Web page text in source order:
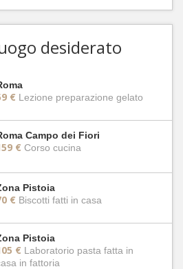
desiderato
€ Lezione preparazione gelato
Campo dei Fiori
€ Corso cucina
Pistoia
€ Biscotti fatti in casa
Pistoia
€ Laboratorio pasta fatta in
in fattoria